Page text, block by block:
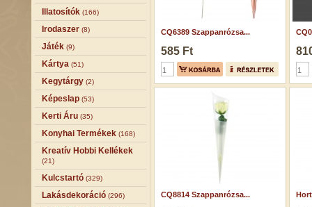
Illatosítók (166)
Irodaszer (8)
Játék (9)
Kártya (51)
Kegytárgy (2)
Képeslap (53)
Kerti Áru (35)
Konyhai Termékek (168)
Kreatív Hobbi Kellékek
(21)
Kulcstartó (329)
Lakásdekoráció (296)
CQ6389 Szappanrózsa...
585 Ft
CQ8814 Szappanrózsa...